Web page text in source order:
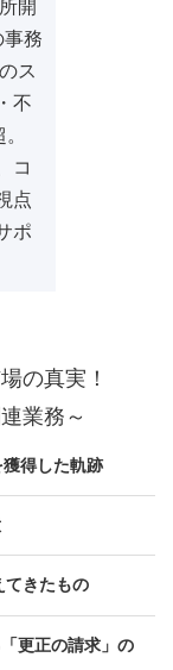
開
務
ス
不
コ
点
ポ
の真実！
業務～
得した軌跡
てきたもの
更正の請求」の